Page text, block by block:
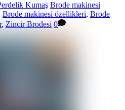
Kumaş Brode makinesi
Brode makinesi özellikleri, Brode
, Zincir Brodesi 0